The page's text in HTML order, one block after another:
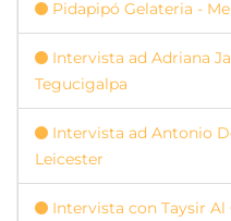
Pidapipó Gelateria -
Intervista ad Adriana
Tegucigalpa
Intervista ad Antonio
Leicester
Intervista con Taysir